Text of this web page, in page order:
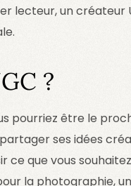
lecteur, un créateur
?
pourriez être le
ses idées
ce que vous
la photographie,